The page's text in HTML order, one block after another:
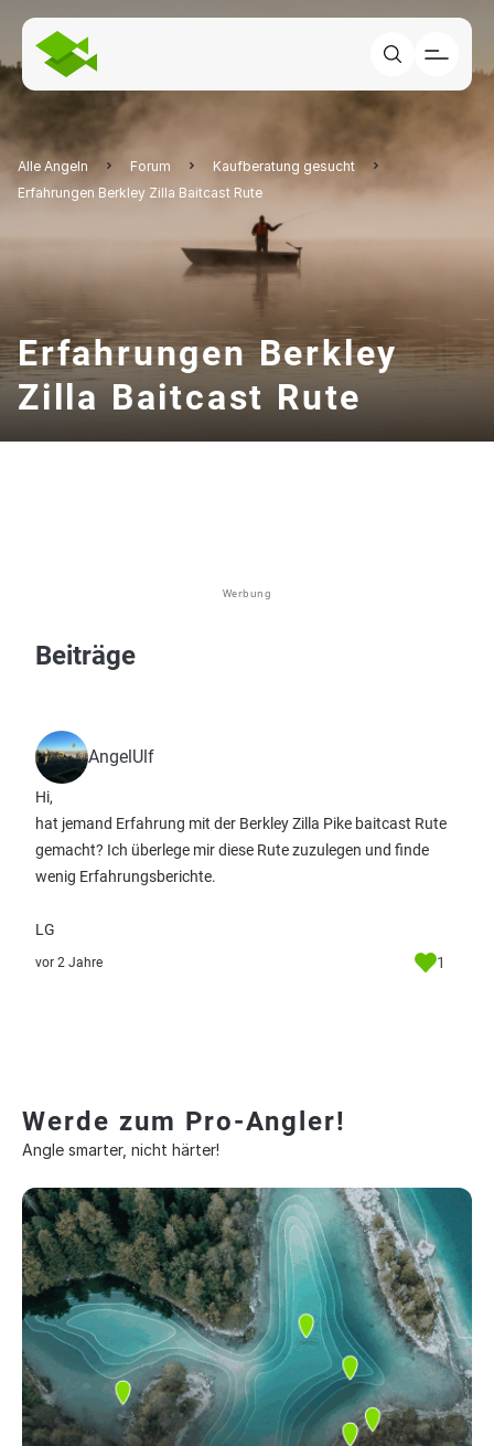
Alle Angeln Forum
Kaufberatung gesucht
Erfahrungen Berkley Zilla Baitcast Rute
Erfahrungen Berkley
Zilla Baitcast Rute
Werbung
Beiträge
AngelUlf
Hi,
hat jemand Erfahrung mit der Berkley Zilla Pike baitcast Rute
gemacht? Ich überlege mir diese Rute zuzulegen und finde
wenig Erfahrungsberichte.
LG
vor 2 Jahre 1
Werde zum Pro-Angler!
Angle smarter, nicht härter!